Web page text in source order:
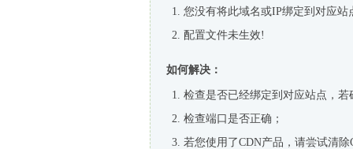
您没有将此域名或IP绑定到对应站
配置文件未生效!
如何解决：
检查是否已经绑定到对应站点，
检查端口是否正确；
若您使用了CDN产品，请尝试清除